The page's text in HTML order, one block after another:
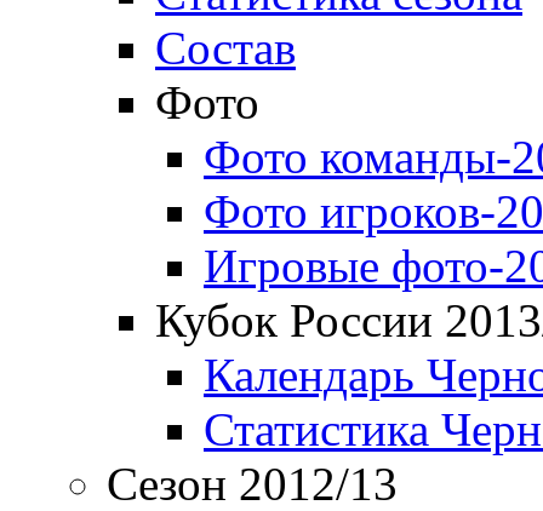
Состав
Фото
Фото команды-
Фото игроков-
Игровые фото-
Кубок России
Календарь
Статистика
Сезон 2012/13